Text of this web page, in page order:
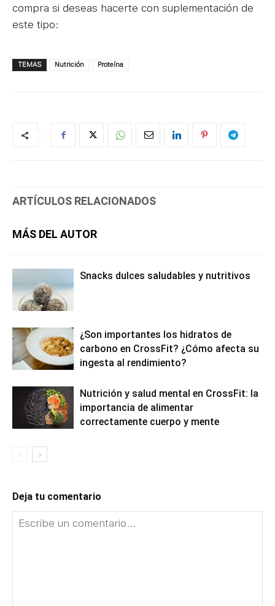
compra si deseas hacerte con suplementación de
este tipo:
TEMAS Nutrición Proteína
ARTÍCULOS RELACIONADOS
MÁS DEL AUTOR
Snacks dulces saludables y nutritivos
¿Son importantes los hidratos de
carbono en CrossFit? ¿Cómo afecta su
ingesta al rendimiento?
Nutrición y salud mental en CrossFit: la
importancia de alimentar
correctamente cuerpo y mente
Deja tu comentario